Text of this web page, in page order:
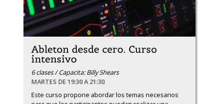
Ableton desde cero. Curso
intensivo
6 clases / Capacita: Billy Shears
MARTES DE 19:30 A 21:30
Este curso propone abordar los temas necesarios